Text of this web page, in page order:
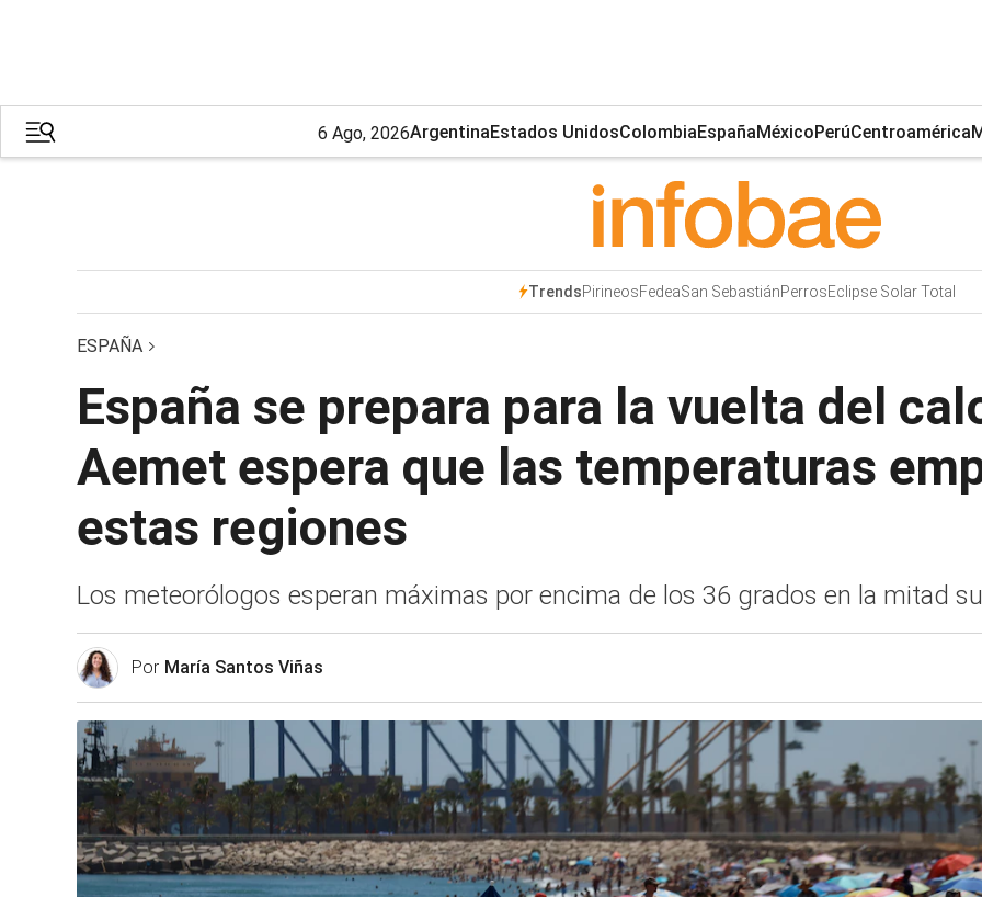
6 Ago, 2026ArgentinaEstados UnidosColombiaEspañaMéxicoPerúCentroamérica
TrendsPirineosFedeaSan SebastiánPerrosEclipse Solar Total
ESPAÑA
España se prepara para la vuelta del
Aemet espera que las temperaturas
estas regiones
Los meteorólogos esperan máximas por encima de los 36 grados en la mitad
Por María Santos Viñas